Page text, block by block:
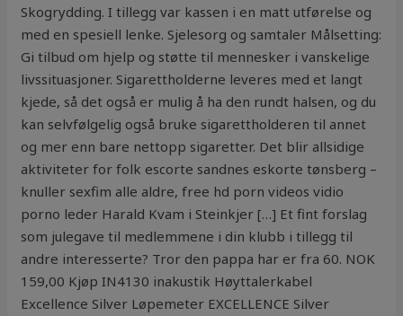
Skogrydding. I tillegg var kassen i en matt utførelse og
med en spesiell lenke. Sjelesorg og samtaler Målsetting:
Gi tilbud om hjelp og støtte til mennesker i vanskelige
livssituasjoner. Sigarettholderne leveres med et langt
kjede, så det også er mulig å ha den rundt halsen, og du
kan selvfølgelig også bruke sigarettholderen til annet
og mer enn bare nettopp sigaretter. Det blir allsidige
aktiviteter for folk escorte sandnes eskorte tønsberg –
knuller sexfim alle aldre, free hd porn videos vidio
porno leder Harald Kvam i Steinkjer […] Et fint forslag
som julegave til medlemmene i din klubb i tillegg til
andre interesserte? Tror den pappa har er fra 60. NOK
159,00 Kjøp IN4130 inakustik Høyttalerkabel
Excellence Silver Løpemeter EXCELLENCE Silver